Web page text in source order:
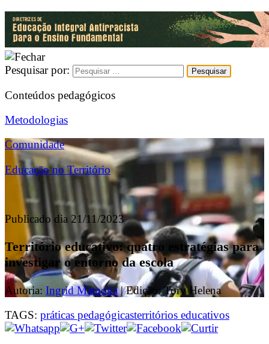
Pesquisar por:
Conteúdos pedagógicos
Metodologias
Comunidade
Educação no Território
Publicado dia 21/11/2023
Território educativo: quatro estratégias para
investigar o entorno da escola
Autoria: Ingrid Matuoka| Edição: Tory Helena
TAGS: práticas pedagógicasterritórios educativos